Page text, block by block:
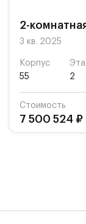
возможность
Для
Территория
2-
3 кв. 2025
Корпус
55
2
Стоимость
7 500 524 ₽